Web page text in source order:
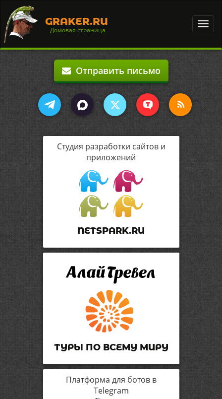
GRAKER.RU
Домовая страница
Отправить письмо
Студия разработки сайтов и
приложений
NETSPARK.RU
ТУРЫ ПО ВСЕМУ МИРУ
Платформа для ботов в
Telegram